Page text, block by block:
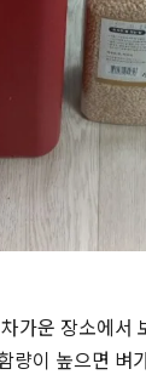
가운 장소에서
이 높으면 벼